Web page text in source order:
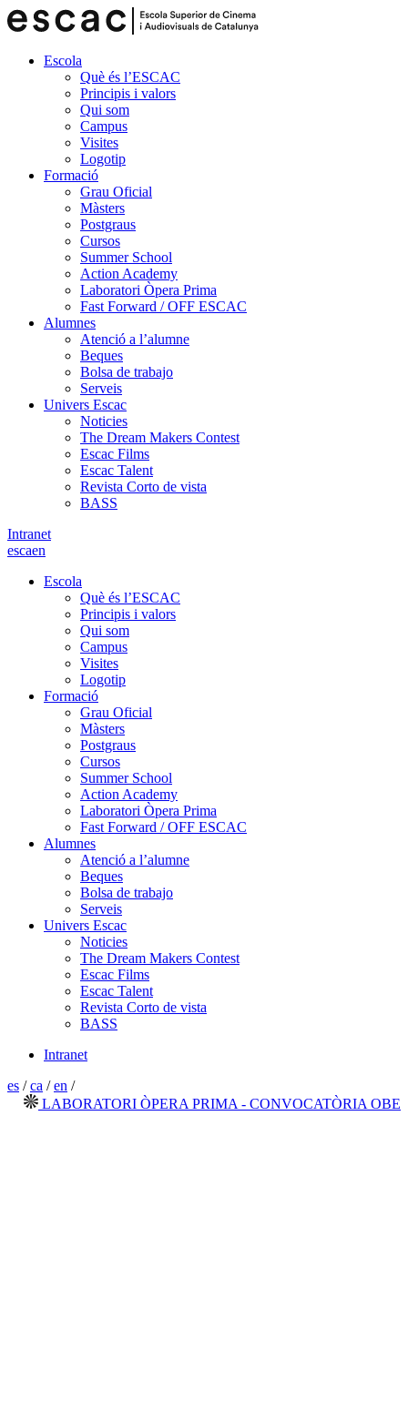
Escola
Què és l’ESCAC
Principis i valors
Qui som
Campus
Visites
Logotip
Formació
Grau Oficial
Màsters
Postgraus
Cursos
Summer School
Action Academy
Laboratori Òpera Prima
Fast Forward / OFF ESCAC
Alumnes
Atenció a l’alumne
Beques
Bolsa de trabajo
Serveis
Univers Escac
Noticies
The Dream Makers Contest
Escac Films
Escac Talent
Revista Corto de vista
BASS
Intranet
escaen
Escola
Què és l’ESCAC
Principis i valors
Qui som
Campus
Visites
Logotip
Formació
Grau Oficial
Màsters
Postgraus
Cursos
Summer School
Action Academy
Laboratori Òpera Prima
Fast Forward / OFF ESCAC
Alumnes
Atenció a l’alumne
Beques
Bolsa de trabajo
Serveis
Univers Escac
Noticies
The Dream Makers Contest
Escac Films
Escac Talent
Revista Corto de vista
BASS
Intranet
es /ca /en /
LABORATORI ÒPERA PRIMA - CONVOCATÒRIA OBERTA